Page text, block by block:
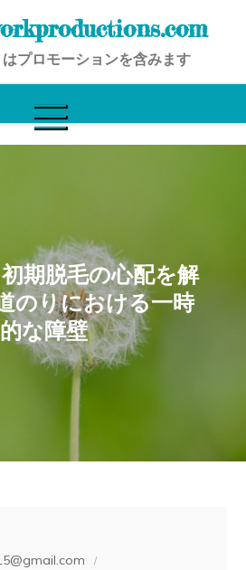
プロモーションを含みます
期脱毛の心配を解
のりにおける一時
的な障壁